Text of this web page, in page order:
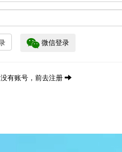
微信登录
没有账号，前去注册